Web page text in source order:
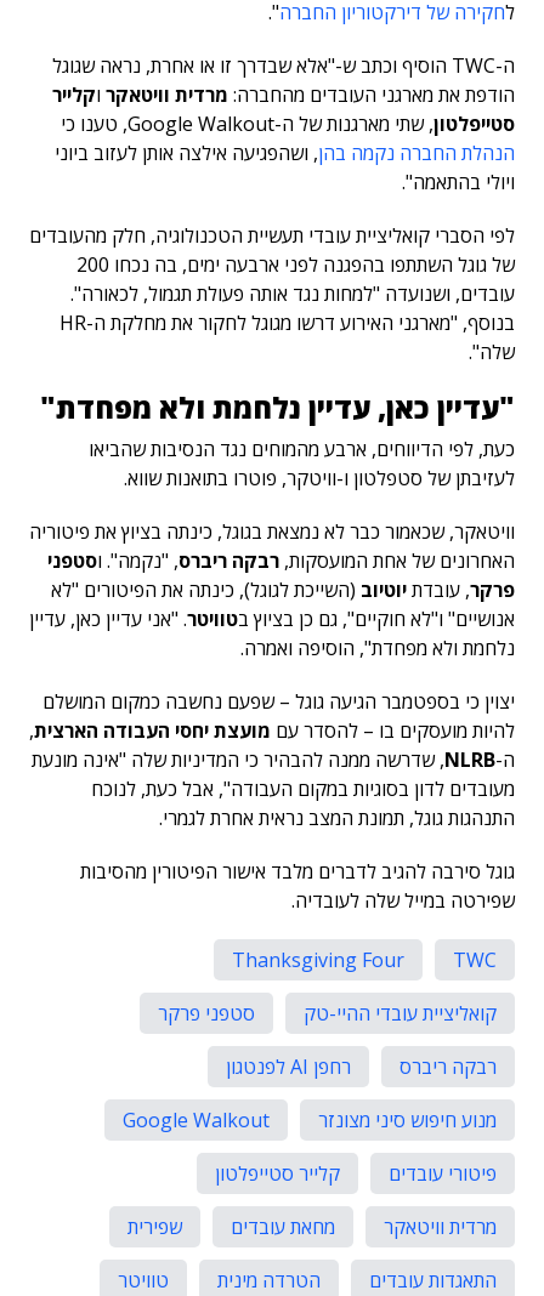
לחקירה של דירקטוריון החברה".
ה-TWC הוסיף וכתב ש-"אלא שבדרך זו או אחרת, נראה שגוגל
הודפת את מארגני העובדים מהחברה: מרדית וויטאקר וקלייר
סטייפלטון, שתי מארגנות של ה-Google Walkout, טענו כי
הנהלת החברה נקמה בהן, ושהפגיעה אילצה אותן לעזוב ביוני
ויולי בהתאמה".
לפי הסברי קואליציית עובדי תעשיית הטכנולוגיה, חלק מהעובדים
של גוגל השתתפו בהפגנה לפני ארבעה ימים, בה נכחו 200
עובדים, ושנועדה "למחות נגד אותה פעולת תגמול, לכאורה".
בנוסף, "מארגני האירוע דרשו מגוגל לחקור את מחלקת ה-HR
שלה".
"עדיין כאן, עדיין נלחמת ולא מפחדת"
כעת, לפי הדיווחים, ארבע מהמוחים נגד הנסיבות שהביאו
לעזיבתן של סטפלטון ו-וויטקר, פוטרו בתואנות שווא.
וויטאקר, שכאמור כבר לא נמצאת בגוגל, כינתה בציוץ את פיטוריה
האחרונים של אחת המועסקות, רבקה ריברס, "נקמה". וסטפני
פרקר, עובדתיוטיוב (השייכת לגוגל), כינתה את הפיטורים "לא
אנושיים" ו"לא חוקיים", גם כן בציוץ בטוויטר. "אני עדיין כאן, עדיין
נלחמת ולא מפחדת", הוסיפה ואמרה.
יצוין כי בספטמבר הגיעה גוגל – שפעם נחשבה כמקום המושלם
להיות מועסקים בו – להסדר עם מועצת יחסי העבודה הארצית,
ה-NLRB, שדרשה ממנה להבהיר כי המדיניות שלה "אינה מונעת
מעובדים לדון בסוגיות במקום העבודה", אבל כעת, לנוכח
התנהגות גוגל, תמונת המצב נראית אחרת לגמרי.
גוגל סירבה להגיב לדברים מלבד אישור הפיטורין מהסיבות
שפירטה במייל שלה לעובדיה.
TWC
Thanksgiving Four
קואליציית עובדי ההיי-טק
סטפני פרקר
רבקה ריברס
רחפן AI לפנטגון
מנוע חיפוש סיני מצונזר
Google Walkout
פיטורי עובדים
קלייר סטייפלטון
מרדית וויטאקר
מחאת עובדים
שפירית
התאגדות עובדים
הטרדה מינית
טוויטר